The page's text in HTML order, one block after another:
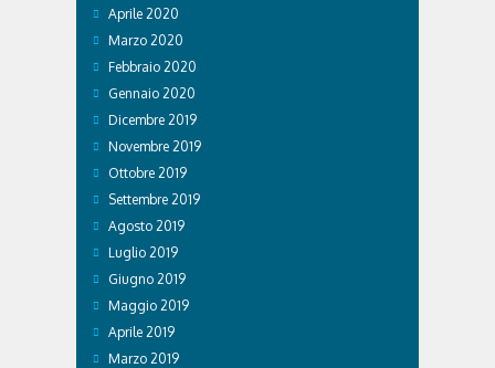
Aprile 2020
Marzo 2020
Febbraio 2020
Gennaio 2020
Dicembre 2019
Novembre 2019
Ottobre 2019
Settembre 2019
Agosto 2019
Luglio 2019
Giugno 2019
Maggio 2019
Aprile 2019
Marzo 2019